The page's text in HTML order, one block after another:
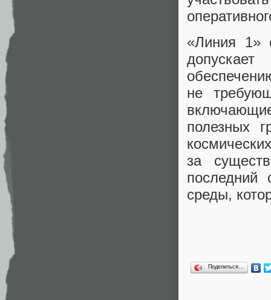
«Линия 1»
не
полезных
за
последний
среды,
Поделиться…